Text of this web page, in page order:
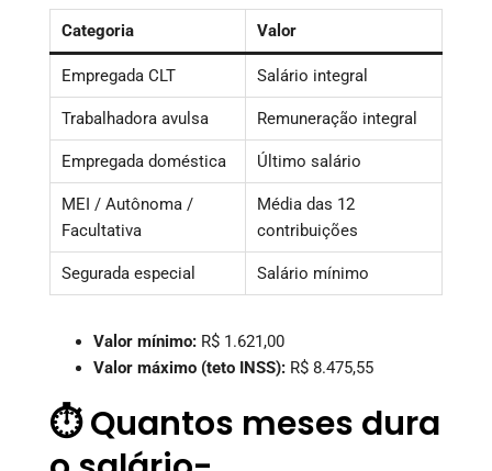
Categoria Valor
Empregada CLT Salário integral
Trabalhadora avulsa Remuneração integral
Empregada doméstica Último salário
MEI / Autônoma /
Facultativa
Média das 12
contribuições
Segurada especial Salário mínimo
Valor mínimo: R$ 1.621,00
Valor máximo (teto INSS): R$ 8.475,55
⏱️ Quantos meses dura